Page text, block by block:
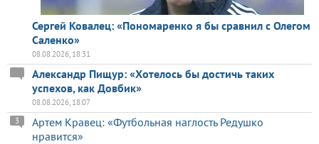
Сергей Ковалец: «Пономаренко я бы сравнил с Олегом
Саленко»
08.08.2026, 18:31
Александр Пищур: «Хотелось бы достичь таких
успехов, как Довбик»
08.08.2026, 18:07
Артем Кравец: «Футбольная наглость Редушко
нравится»
3